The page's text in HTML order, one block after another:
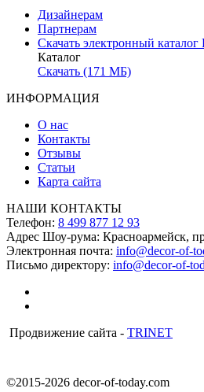
Дизайнерам
Партнерам
Скачать электронный каталог
Каталог
Скачать (171 МБ)
ИНФОРМАЦИЯ
О нас
Контакты
Отзывы
Статьи
Карта сайта
НАШИ КОНТАКТЫ
Телефон: 8 499 877 12 93
Адрес Шоу-рума: Красноармейск,
Электронная почта: info@decor-of-
Письмо директору: info@decor-of-
Продвижение сайта - TRINET
©2015-2026 decor-of-today.com